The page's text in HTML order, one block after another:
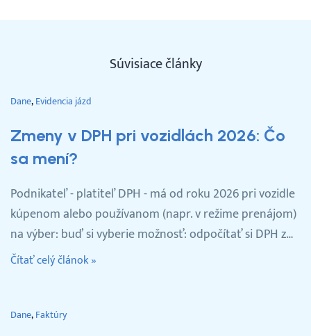
Súvisiace články
Dane Evidencia jázd
Zmeny v DPH pri vozidlách 2026: Čo
sa mení?
Podnikateľ - platiteľ DPH - má od roku 2026 pri vozidle
kúpenom alebo používanom (napr. v režime prenájom)
na výber: buď si vyberie možnosť: odpočítať si DPH z…
Čítať celý článok »
Dane Faktúry